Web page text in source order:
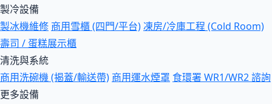
製冷設備
製冰機維修 商用雪櫃 (四門/平台)凍房/冷庫工程 (Cold Room)
壽司 / 蛋糕展示櫃
清洗與系統
商用洗碗機 (揭蓋/輸送帶) 商用運水煙罩 食環署 WR1/WR2 諮詢
更多設備